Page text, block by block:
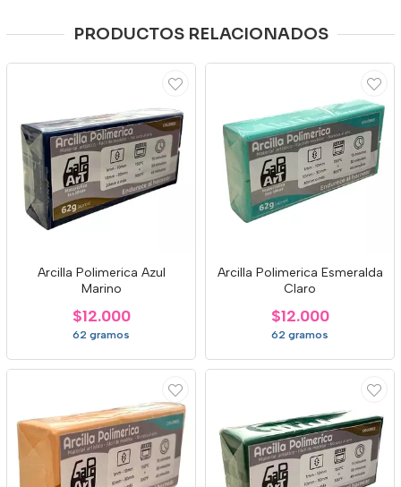
PRODUCTOS RELACIONADOS
Arcilla Polimerica Azul
Marino
$12.000
62 gramos
Arcilla Polimerica Esmeralda
Claro
$12.000
62 gramos